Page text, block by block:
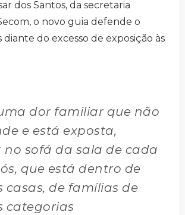
dos Santos, da secretaria
o novo guia defende o
do excesso de exposição às
uma dor familiar que não
e está exposta,
no sofá da sala de cada
que está dentro de
casas, de famílias de
categorias